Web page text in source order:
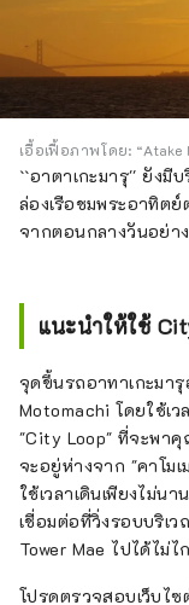
เอื้อเฟื้อภาพโดย:
``อาตาเกะมารุ'' ยังมี
ล่องเรือชมพระอาทิต
จากตอนกลางวันอย่า
แนะนำให้ใช้
จุดขึ้นรถอาทาเกะมา
Motomachi โดยใช้เ
"City Loop" ที่จะพา
จะอยู่ห่างจาก "คาโมเ
ใช้เวลาเดินเพียงไม่น
เชื่อมต่อที่วิ่งรอบบริเ
Tower Mae ไปได้ไม่ไ
โปรดตรวจสอบเว็บไ